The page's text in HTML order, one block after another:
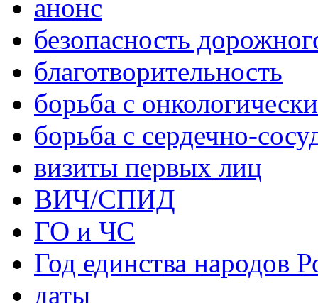
анонс
безопасность
благотворительность
борьба с
борьба с сердечно-
визиты первых лиц
ВИЧ/СПИД
ГО и ЧС
Год единства народов
даты